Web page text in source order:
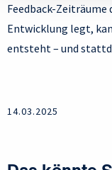
Feedback-
Entwicklung legt,
entsteht – und
14.03.2025